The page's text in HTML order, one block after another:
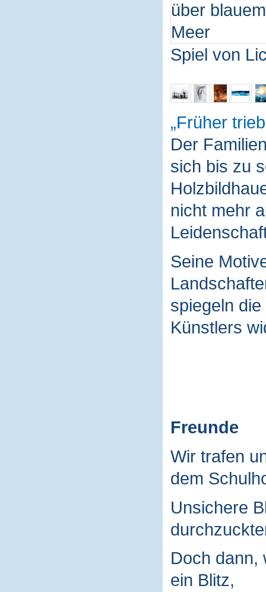
Spiel von
Früher
Der
sich bis zu
nicht mehr
Seine
spiegeln
Künstlers
Freunde
Wir trafen
dem
Unsichere
Doch dann,
ein Blitz,